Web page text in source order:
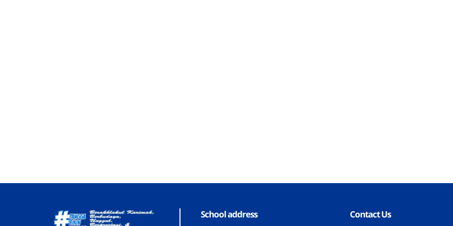
School address Contact Us